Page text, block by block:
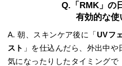
Q.「RMK」の
有効的な使
A. 朝、スキンケア後に「UVフ
スト 」を仕込んだら、外出中
気になったりしたタイミングで